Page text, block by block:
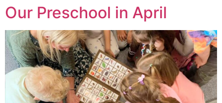
Our Preschool in April